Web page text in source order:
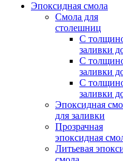
Эпоксидная смола
Смола для
столешниц
С
заливки
С
заливки
С
заливки
Эпоксидная
для заливки
Прозрачная
эпоксидная
Литьевая